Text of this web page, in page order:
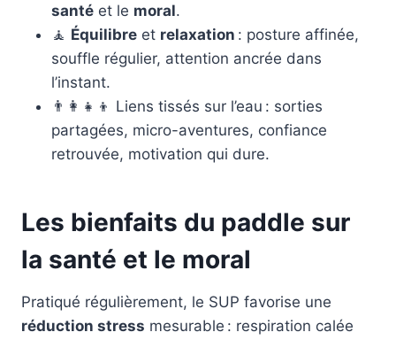
santé et le moral.
🧘 Équilibre et relaxation : posture affinée,
souffle régulier, attention ancrée dans
l’instant.
👨‍👩‍👧‍👦 Liens tissés sur l’eau : sorties
partagées, micro-aventures, confiance
retrouvée, motivation qui dure.
Les bienfaits du paddle sur
la santé et le moral
Pratiqué régulièrement, le SUP favorise une
réduction stress mesurable : respiration calée